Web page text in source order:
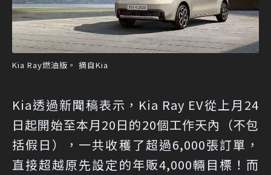
Kia Ray燃油版。 摘自Kia
Kia透過新聞稿表示，Kia Ray EV從上月24
日起開始至本月20日的20個工作天內（不包
括假日），一共收穫了超過6,000張訂單，
直接超越原先設定的年販4,000輛目標！而